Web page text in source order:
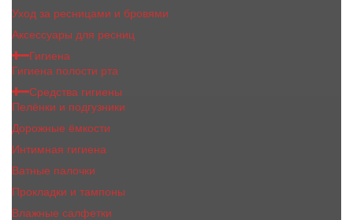
Уход за ресницами и бровями
Аксессуары для ресниц
Гигиена
Гигиена полости рта
Средства гигиены
Пелёнки и подгузники
Дорожные ёмкости
Интимная гигиена
Ватные палочки
Прокладки и тампоны
Влажные салфетки